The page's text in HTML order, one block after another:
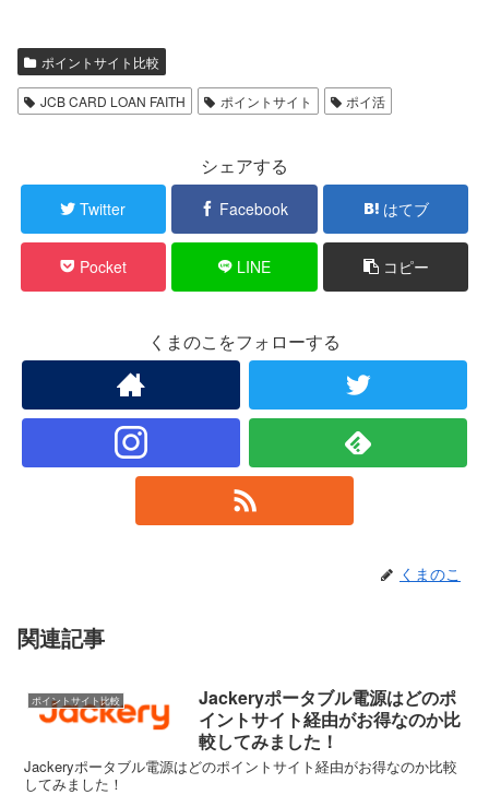
ポイントサイト比較
JCB CARD LOAN FAITH ポイントサイト ポイ活
シェアする
Twitter Facebook はてブ
Pocket LINE コピー
くまのこをフォローする
くまのこ
関連記事
ポイントサイト比較
Jackeryポータブル電源はどのポ
イントサイト経由がお得なのか比
較してみました！
Jackeryポータブル電源はどのポイントサイト経由がお得なのか比較
してみました！